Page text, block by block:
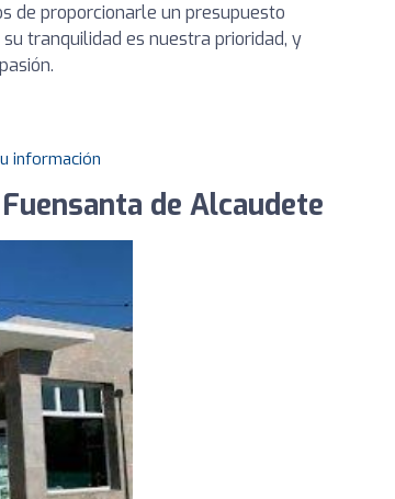
de proporcionarle un presupuesto
tranquilidad es nuestra prioridad, y
información
de Alcaudete